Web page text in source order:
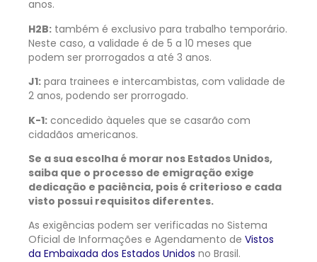
anos.
H2B: também é exclusivo para trabalho temporário.
Neste caso, a validade é de 5 a 10 meses que
podem ser prorrogados a até 3 anos.
J1: para trainees e intercambistas, com validade de
2 anos, podendo ser prorrogado.
K-1: concedido àqueles que se casarão com
cidadãos americanos.
Se a sua escolha é morar nos Estados Unidos,
saiba que o processo de emigração exige
dedicação e paciência, pois é criterioso e cada
visto possui requisitos diferentes.
As exigências podem ser verificadas no Sistema
Oficial de Informações e Agendamento de Vistos
da Embaixada dos Estados Unidos no Brasil.